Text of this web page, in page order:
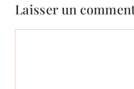
Laisser un